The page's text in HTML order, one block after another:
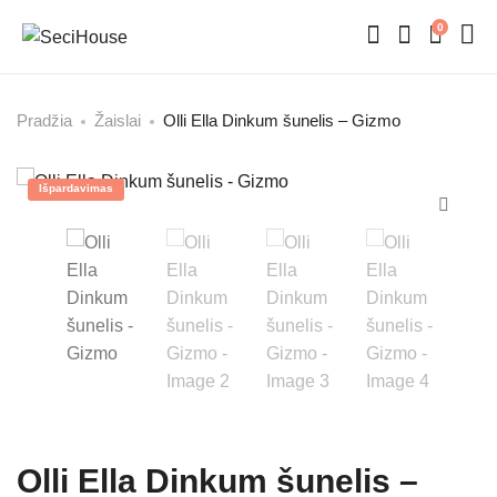
0
Pradžia Žaislai Olli Ella Dinkum šunelis – Gizmo
Išpardavimas
Olli Ella Dinkum šunelis –